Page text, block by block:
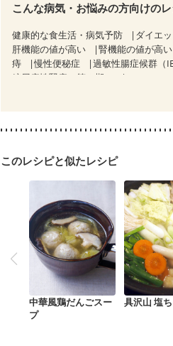
こんな病気・お悩みの方向けの
健康的な食生活・病気予防 ダイエッ
肝機能の値が高い
腎機能の値が高い
痔
慢性便秘症 過敏性腸症候群（
糖尿病性腎症（第２期）
CKD（ス
乳がん
産後（ミルク）
骨折 骨粗しょう
このレシピと似たレシピ
中華風鶏だんごスー
プ
具沢山 塩